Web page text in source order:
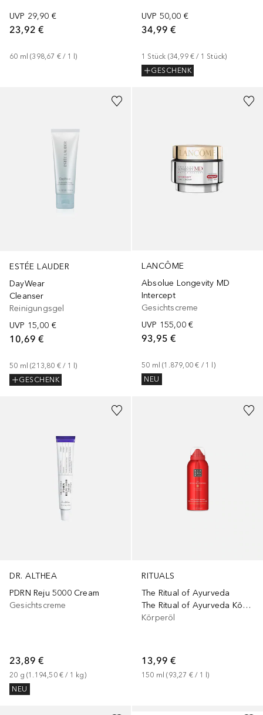
UVP 29,90 €
23,92 €
60 ml (398,67 € / 1 l)
UVP 50,00 €
34,99 €
1 Stück (34,99 € / 1 Stück)
GESCHENK
ESTÉE LAUDER
DayWear
Cleanser
Reinigungsgel
UVP 15,00 €
10,69 €
50 ml (213,80 € / 1 l)
GESCHENK
LANCÔME
Absolue Longevity MD
Intercept
Gesichtscreme
UVP 155,00 €
93,95 €
50 ml (1.879,00 € / 1
)
NEU
DR. ALTHEA
PDRN Reju 5000 Cream
Gesichtscreme
23,89 €
20 g (1.194,50 € / 1 kg)
NEU
RITUALS
The Ritual of Ayurveda
The Ritual of Ayurveda Körperlotion-Mousse 150 ml
Körperöl
13,99 €
150 ml (93,27 € / 1 l)